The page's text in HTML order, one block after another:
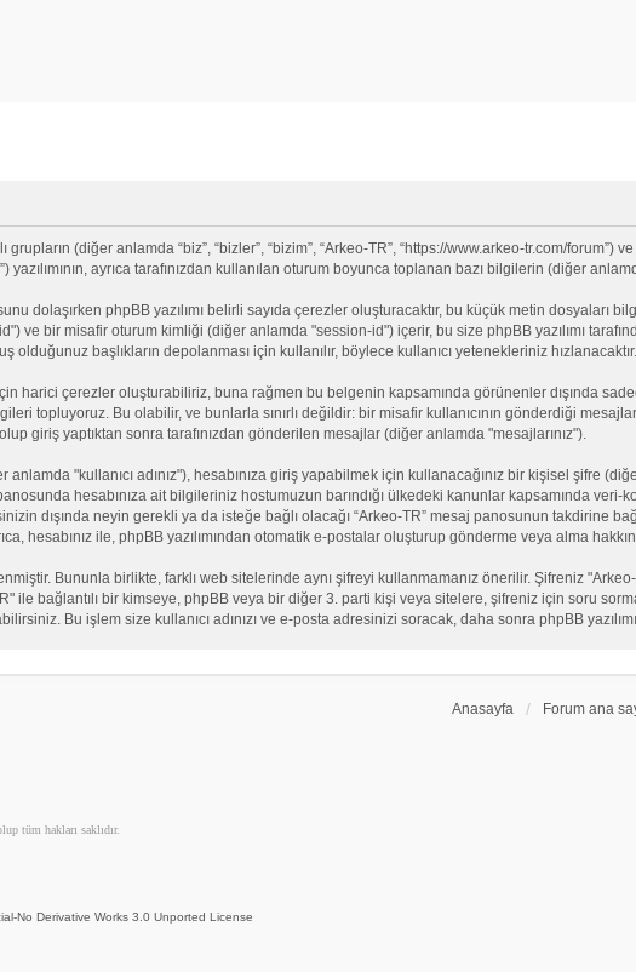
(diğer anlamda “biz”, “bizler”, “bizim”, “Arkeo-TR”, “https://www.arkeo-tr.com/forum”)
yazılımının, ayrıca tarafınızdan kullanılan oturum boyunca toplanan bazı bilgilerin (diğer
dolaşırken phpBB yazılımı belirli sayıda çerezler oluşturacaktır, bu küçük metin dosyaları
ve bir misafir oturum kimliği (diğer anlamda "session-id") içerir, bu size phpBB yazılımı
başlıkların depolanması için kullanılır, böylece kullanıcı yetenekleriniz hızlanacaktır.
harici çerezler oluşturabiliriz, buna rağmen bu belgenin kapsamında görünenler dışında
topluyoruz. Bu olabilir, ve bunlarla sınırlı değildir: bir misafir kullanıcının gönderdiği
giriş yaptıktan sonra tarafınızdan gönderilen mesajlar (diğer anlamda "mesajlarınız").
anlamda "kullanıcı adınız"), hesabınıza giriş yapabilmek için kullanacağınız bir kişisel şifre
hesabınıza ait bilgileriniz hostumuzun barındığı ülkedeki kanunlar kapsamında veri-
dışında neyin gerekli ya da isteğe bağlı olacağı “Arkeo-TR” mesaj panosunun takdirine
hesabınız ile, phpBB yazılımından otomatik e-postalar oluşturup gönderme veya alma
Bununla birlikte, farklı web sitelerinde aynı şifreyi kullanmamanız önerilir. Şifreniz
ile bağlantılı bir kimseye, phpBB veya bir diğer 3. parti kişi veya sitelere, şifreniz için soru
Bu işlem size kullanıcı adınızı ve e-posta adresinizi soracak, daha sonra phpBB
Anasayfa Forum ana
tüm hakları saklıdır.
No Derivative Works 3.0 Unported License